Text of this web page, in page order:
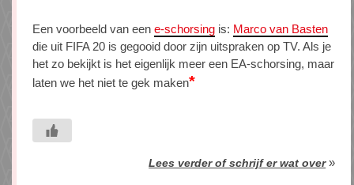
Een voorbeeld van een e-schorsing is: Marco van Basten
die uit FIFA 20 is gegooid door zijn uitspraken op TV. Als je
het zo bekijkt is het eigenlijk meer een EA-schorsing, maar
laten we het niet te gek maken*
Lees verder of schrijf er wat over»